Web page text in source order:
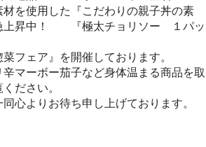
材を使用した『こだわりの親子丼の素
上昇中！ 『極太チョリソー １パッ
フェア』を開催しております。
マーボー茄子など身体温まる商品を取
ださい。
心よりお待ち申し上げております。